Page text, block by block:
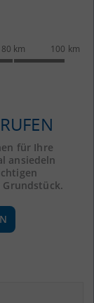
80 km 100 km
für Ihre
ansiedeln